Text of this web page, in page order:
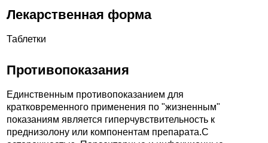
Лекарственная форма
Таблетки
Противопоказания
Единственным противопоказанием для
кратковременного применения по "жизненным"
показаниям является гиперчувствительность к
преднизолону или компонентам препарата.C